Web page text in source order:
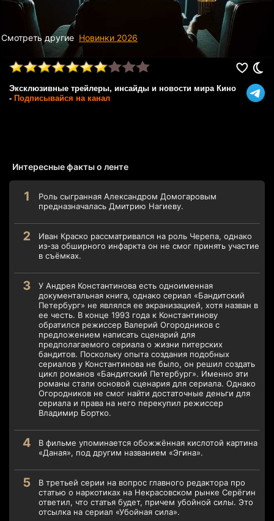
Смотреть другие Новинки 2026
Эксклюзивные трейлеры, инсайды и новости мира Кино
- Подписывайся на канал
Интересные факты о ленте
Роль сыгранная Александром Домогаровым
предназначалась Дмитрию Нагиеву.
Иван Краско рассматривался на роль Черепа, однако
из-за обширного инфаркта он не смог принять участие
в съёмках.
У Андрея Константинова есть одноименная
документальная книга, однако сериал «Бандитский
Петербург» не являлся ее экранизацией, хотя назван в
ее честь. В конце 1993 года к Константинову
обратился режиссер Валерий Огородников с
предложением написать сценарий для
предполагаемого сериала о жизни питерских
бандитов. Поскольку опыта создания подобных
сериалов у Константинова не было, он решил создать
цикл романов «Бандитский Петербург». Именно эти
романы стали основой сценария для сериала. Однако
Огородников не смог найти достаточные деньги для
сериала и права на него перекупил режиссер
Владимир Бортко.
В фильме упоминается обожжённая кислотой картина
«Даная», под другим названием «Эгина».
В третьей серии на вопрос главного редактора про
статью о наркотиках на Некрасовском рынке Серёгин
ответил, что статья будет, причем убойной силы. Это
отсылка на сериал «Убойная сила».